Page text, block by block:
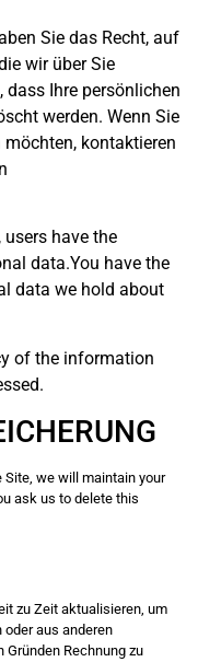
Sie das Recht, auf
wir über Sie
dass Ihre persönlichen
werden. Wenn Sie
kontaktieren
users have the
data.You have the
data we hold about
of the information
Site, we will maintain your
ask us to delete this
zu Zeit aktualisieren, um
aus anderen
Rechnung zu